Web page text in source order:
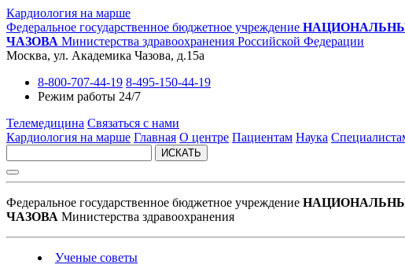
Кардиология на марше
Федеральное государственное бюджетное учреждение
ЧАЗОВА Министерства здравоохранения Российской Федерации
Москва, ул. Академика Чазова, д.15а
8-800-707-44-19 8-495-150-44-19
Режим работы 24/7
Телемедицина Связаться с нами
Кардиология на марше Главная О центре Пациентам Наука
ИСКАТЬ
Федеральное государственное бюджетное учреждение
ЧАЗОВА Министерства здравоохранения
Ученые советы